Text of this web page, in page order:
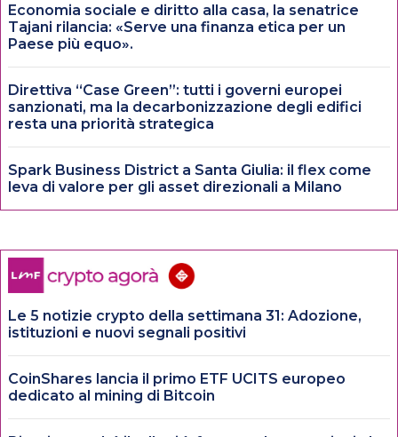
Economia sociale e diritto alla casa, la senatrice
Tajani rilancia: «Serve una finanza etica per un
Paese più equo».
Direttiva “Case Green”: tutti i governi europei
sanzionati, ma la decarbonizzazione degli edifici
resta una priorità strategica
Spark Business District a Santa Giulia: il flex come
leva di valore per gli asset direzionali a Milano
Le 5 notizie crypto della settimana 31: Adozione,
istituzioni e nuovi segnali positivi
CoinShares lancia il primo ETF UCITS europeo
dedicato al mining di Bitcoin